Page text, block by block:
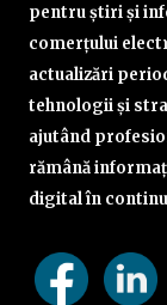
pentru știri și
comerțului
actualizări
tehnologii și
ajutând
rămână
digital în